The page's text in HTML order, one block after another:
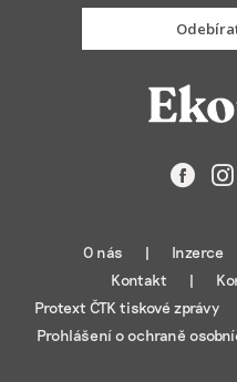
O nás Inzerce
Kontakt
Protext ČTK tiskové zprávy
Prohlášení o ochraně